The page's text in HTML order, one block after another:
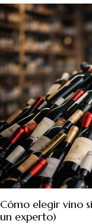
Cómo elegir vino
un experto)